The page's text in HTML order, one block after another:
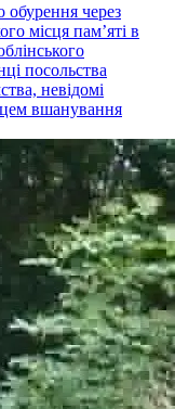
через
місця пам’яті в
посольства
невідомі
вшанування